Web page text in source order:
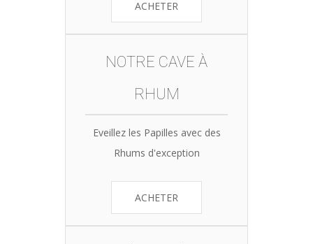
ACHETER
NOTRE CAVE À
RHUM
Eveillez les Papilles avec des
Rhums d'exception
ACHETER